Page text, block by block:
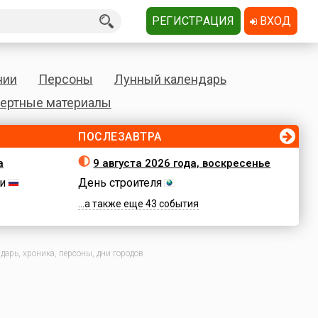
Персоны
Лунный календарь
материалы
ПОСЛЕЗАВТРА
9 августа 2026 года, воскресенье
День строителя
...а также еще 43 события
хроника, персоны, дни городов
РЕГИСТРАЦИЯ ВХОД